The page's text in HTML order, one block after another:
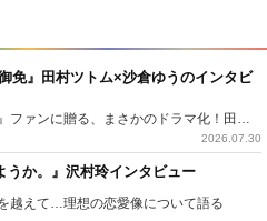
免』田村ツトム×沙倉ゆうのインタビ
『侍タイムスリッパー』ファンに贈る、まさかのドラマ化！田村ツトム×沙倉ゆうのが語る『心配無用ノ介』撮影秘話
2026.07.30
うか。』沢村玲インタビュー
越えて…理想の恋愛像について語る